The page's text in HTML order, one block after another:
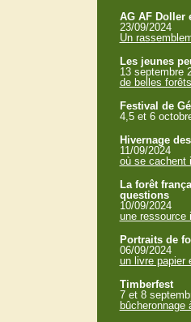
AG AF Doller
23/09/2024
Un
Les jeunes
13 septembre
de belles forêts
Festival de
4,5 et 6
Hivernage
11/09/2024
où se cachent
La forêt
questions
10/09/2024
une ressource
Portraits de
06/09/2024
un livre papier
Timberfest
7 et 8
bûcheronnage